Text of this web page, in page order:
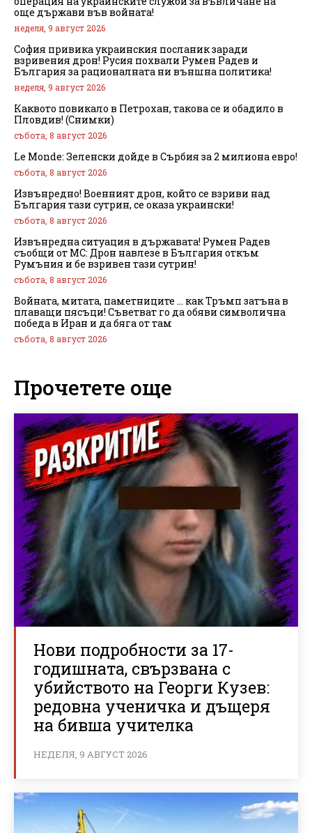
още държави във войната!
неделя, 9 август 2026
София привика украинския посланик заради
взривения дрон! Русия похвали Румен Радев и
България за рационалната ни външна политика!
неделя, 9 август 2026
Каквото повикало в Петрохан, такова се и обадило в
Пловдив! (Снимки)
събота, 8 август 2026
Le Monde: Зеленски дойде в Сърбия за 2 милиона евро!
събота, 8 август 2026
Извънредно! Военният дрон, който се взриви над
България тази сутрин, се оказа украински!
събота, 8 август 2026
Извънредна ситуация в държавата! Румен Радев
съобщи от МС: Дрон навлезе в България откъм
Румъния и бе взривен тази сутрин!
събота, 8 август 2026
Войната, митата, паметниците … как Тръмп затъна в
плаващи пясъци! Съветват го да обяви символична
победа в Иран и да бяга от там
събота, 8 август 2026
Прочетете още
Нови подробности за 17-
годишната, свързвана с
убийството на Георги Кузев:
редовна ученичка и дъщеря
на бивша учителка
НЕДЕЛЯ, 9 АВГУСТ 2026